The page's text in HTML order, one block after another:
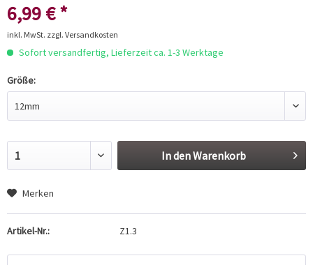
6,99 € *
inkl. MwSt. zzgl. Versandkosten
Sofort versandfertig, Lieferzeit ca. 1-3 Werktage
Größe:
In denWarenkorb
Merken
Artikel-Nr.: Z1.3